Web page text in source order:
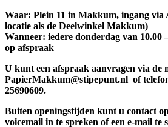
Waar: Plein 11 in Makkum, ingang via
locatie als de Deelwinkel Makkum)
Wanneer: iedere donderdag van 10.00
op afspraak
U kunt een afspraak aanvragen via de
PapierMakkum@stipepunt.nl of
25690609.
Buiten openingstijden kunt u contact
voicemail in te spreken of een e-mail